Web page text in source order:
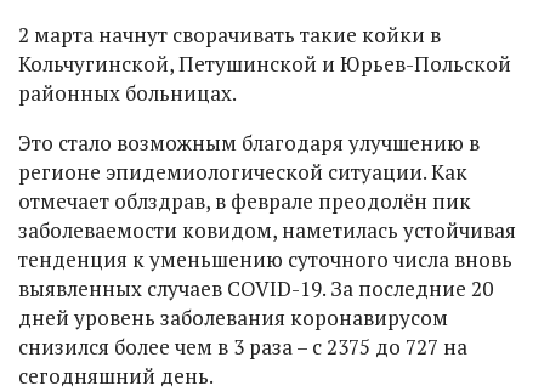
2 марта начнут сворачивать такие койки в
Кольчугинской, Петушинской и Юрьев-Польской
районных больницах.
Это стало возможным благодаря улучшению в
регионе эпидемиологической ситуации. Как
отмечает облздрав, в феврале преодолён пик
заболеваемости ковидом, наметилась устойчивая
тенденция к уменьшению суточного числа вновь
выявленных случаев COVID-19. За последние 20
дней уровень заболевания коронавирусом
снизился более чем в 3 раза – с 2375 до 727 на
сегодняшний день.